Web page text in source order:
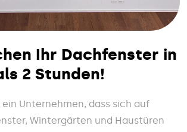
Ihr Dachfenster in
2 Stunden!
Unternehmen, dass sich auf
Wintergärten und Haustüren